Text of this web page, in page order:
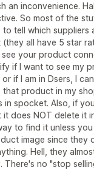
an inconvenience.
So most of the
to tell which suppliers
all have 5 star
your product
if I want to see my
if I am in Dsers, I
product in my
in spocket. Also, if
does NOT delete it
to find it unless
image since they
Hell, they
There's no "stop